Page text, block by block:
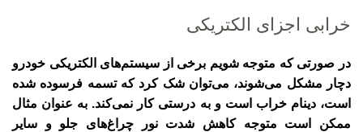
خرابی اجزای الکتریکی
در صورتی که متوجه شویم برخی از سیستم‌های الکتریکی خودرو
دچار مشکل می‌شوند، می‌توان شک کرد که تسمه فرسوده شده
است، دینام خراب است و به درستی کار نمی‌کند. به عنوان مثال
ممکن است متوجه کاهش شدت نور چراغ‌های جلو و سایر